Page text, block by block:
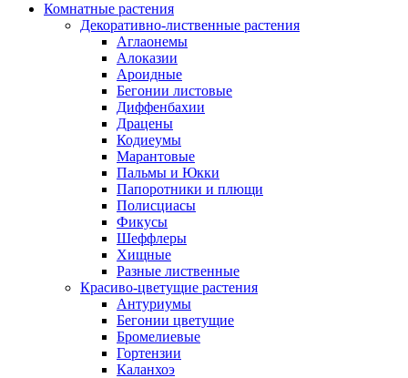
Комнатные растения
Декоративно-лиственные растения
Аглаонемы
Алоказии
Ароидные
Бегонии листовые
Диффенбахии
Драцены
Кодиеумы
Марантовые
Пальмы и Юкки
Папоротники и плющи
Полисциасы
Фикусы
Шеффлеры
Хищные
Разные лиственные
Красиво-цветущие растения
Антуриумы
Бегонии цветущие
Бромелиевые
Гортензии
Каланхоэ